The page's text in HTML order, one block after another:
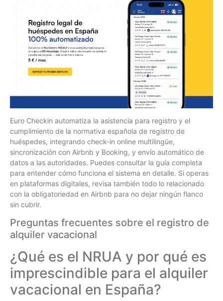
Euro Checkin automatiza la asistencia para registro y el
cumplimiento de la normativa española de registro de
huéspedes, integrando check-in online multilingüe,
sincronización con Airbnb y Booking, y envío automático de
datos a las autoridades. Puedes consultar la guía completa
para entender cómo funciona el sistema en detalle. Si operas
en plataformas digitales, revisa también todo lo relacionado
con la obligatoriedad en Airbnb para no dejar ningún flanco
sin cubrir.
Preguntas frecuentes sobre el registro de
alquiler vacacional
¿Qué es el NRUA y por qué es
imprescindible para el alquiler
vacacional en España?